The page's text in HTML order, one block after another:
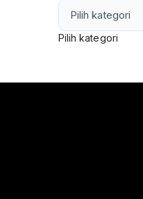
Pilih kategori